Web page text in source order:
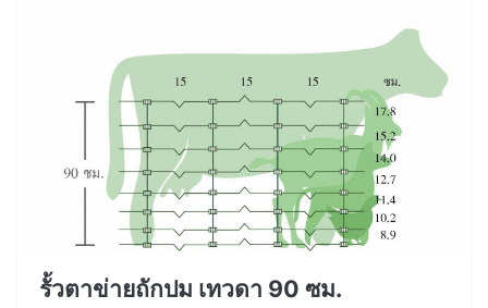
รั้วตาข่ายถักปม เทวดา 90 ซม.